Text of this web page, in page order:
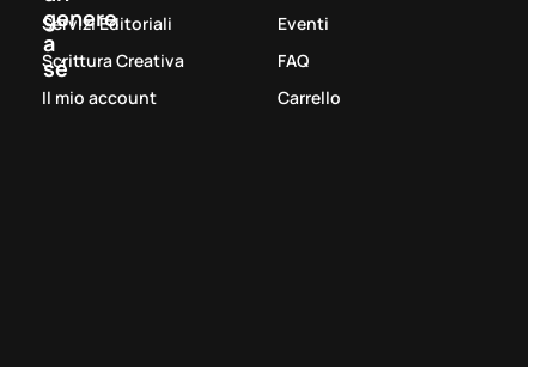
genere
a
sé
Servizi Editoriali
Scrittura Creativa
Il mio account
Eventi
FAQ
Carrello